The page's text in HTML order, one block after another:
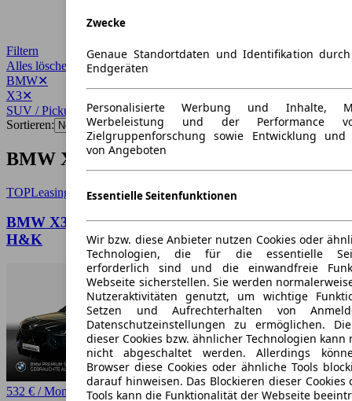
Filtern
Alles löschen
BMW✕
X3✕
SUV / Pickup
Sortieren:
BMW X3 SUV / Pickup Angebote
TOPLeasing
BMW X3 20d xDrive M-PaketPro LED Pano Navi
H&K
532 € / Monat
Zwecke
Genaue Standortdaten und Identifikation
Endgeräten
Personalisierte Werbung und Inhalte,
Werbeleistung und der Performance
Zielgruppenforschung sowie Entwicklung und
von Angeboten
Essentielle Seitenfunktionen
Wir bzw. diese Anbieter nutzen Cookies oder
Technologien, die für die essentielle
erforderlich sind und die einwandfreie
Webseite sicherstellen. Sie werden
Nutzeraktivitäten genutzt, um wichtige
Setzen und Aufrechterhalten von
Datenschutzeinstellungen zu ermöglichen.
dieser Cookies bzw. ähnlicher Technologien kann
nicht abgeschaltet werden. Allerdings
Browser diese Cookies oder ähnliche Tools
darauf hinweisen. Das Blockieren dieser
Tools kann die Funktionalität der Webseite